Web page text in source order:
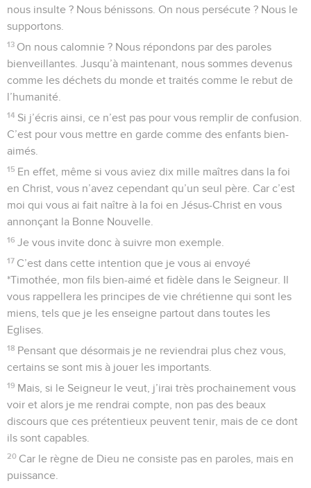
nous insulte ? Nous bénissons. On nous persécute ? Nous le
supportons.
13 On nous calomnie ? Nous répondons par des paroles
bienveillantes. Jusqu’à maintenant, nous sommes devenus
comme les déchets du monde et traités comme le rebut de
l’humanité.
14 Si j’écris ainsi, ce n’est pas pour vous remplir de confusion.
C’est pour vous mettre en garde comme des enfants bien-
aimés.
15 En effet, même si vous aviez dix mille maîtres dans la foi
en Christ, vous n’avez cependant qu’un seul père. Car c’est
moi qui vous ai fait naître à la foi en Jésus-Christ en vous
annonçant la Bonne Nouvelle.
16 Je vous invite donc à suivre mon exemple.
17 C’est dans cette intention que je vous ai envoyé
*Timothée, mon fils bien-aimé et fidèle dans le Seigneur. Il
vous rappellera les principes de vie chrétienne qui sont les
miens, tels que je les enseigne partout dans toutes les
Eglises.
18 Pensant que désormais je ne reviendrai plus chez vous,
certains se sont mis à jouer les importants.
19 Mais, si le Seigneur le veut, j’irai très prochainement vous
voir et alors je me rendrai compte, non pas des beaux
discours que ces prétentieux peuvent tenir, mais de ce dont
ils sont capables.
20 Car le règne de Dieu ne consiste pas en paroles, mais en
puissance.